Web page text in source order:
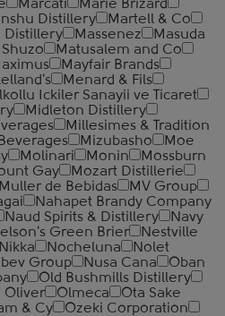
Marcati
Marie Brizard
Distillery
Martell & Co
Distillery Massenez
Masuda
Matusalem and Co
Mayfair Brands
Menard & Fils
Ickiler Sanayii ve Ticaret
Midleton Distillery
Millesimes & Tradition
Mizubasho
Moe
Molinari Monin
Mossburn
Gay
Mozart Distillerie
Muller de Bebidas
MV Group
Nahapet Brandy Company
Naud Spirits & Distillery
Navy
Green Brier
Nestville
Nikka Nocheluna
Nolet
Group Nusa Cana
Oban
Old Bushmills Distillery
Oliver Olmeca
Ota Sake
& Cy
Ozeki Corporation